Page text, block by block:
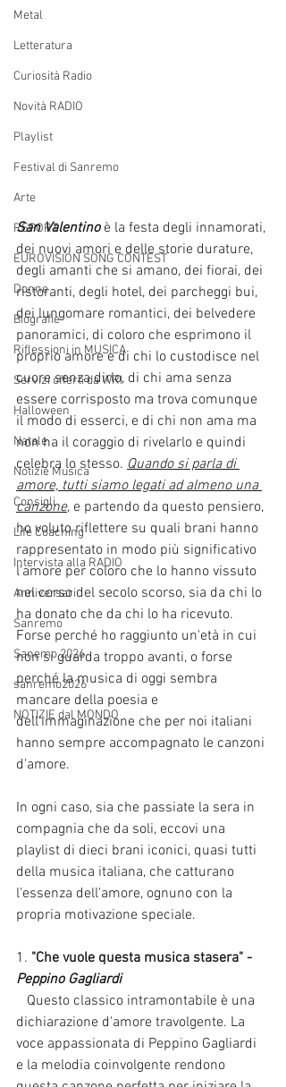
Metal
Letteratura
Curiosità Radio
Novità RADIO
Playlist
Festival di Sanremo
Arte
REPORT
EUROVISION SONG CONTEST
Donne
Biografie
Riflessioni in MUSICA
Servizi offerti da WRI
Halloween
Natale
Notizie Musica
Consigli
Life Coaching
Intervista alla RADIO
Anniversari
Sanremo
Sanemo 2026
sanremo2026
NOTIZIE dal MONDO
San Valentino è la festa degli innamorati,
dei nuovi amori e delle storie durature,
degli amanti che si amano, dei fiorai, dei
ristoranti, degli hotel, dei parcheggi bui,
dei lungomare romantici, dei belvedere
panoramici, di coloro che esprimono il
proprio amore e di chi lo custodisce nel
cuore senza dirlo, di chi ama senza
essere corrisposto ma trova comunque
il modo di esserci, e di chi non ama ma
non ha il coraggio di rivelarlo e quindi
celebra lo stesso. Quando si parla di
amore, tutti siamo legati ad almeno una
canzone, e partendo da questo pensiero,
ho voluto riflettere su quali brani hanno
rappresentato in modo più significativo
l'amore per coloro che lo hanno vissuto
nel corso del secolo scorso, sia da chi lo
ha donato che da chi lo ha ricevuto.
Forse perché ho raggiunto un'età in cui
non si guarda troppo avanti, o forse
perché la musica di oggi sembra
mancare della poesia e
dell'immaginazione che per noi italiani
hanno sempre accompagnato le canzoni
d'amore.
In ogni caso, sia che passiate la sera in
compagnia che da soli, eccovi una
playlist di dieci brani iconici, quasi tutti
della musica italiana, che catturano
l'essenza dell'amore, ognuno con la
propria motivazione speciale.
1. "Che vuole questa musica stasera" -
Peppino Gagliardi
Questo classico intramontabile è una
dichiarazione d'amore travolgente. La
voce appassionata di Peppino Gagliardi
e la melodia coinvolgente rendono